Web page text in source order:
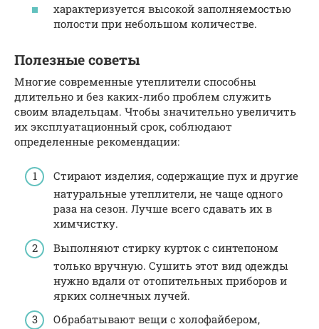
характеризуется высокой заполняемостью
полости при небольшом количестве.
Полезные советы
Многие современные утеплители способны
длительно и без каких-либо проблем служить
своим владельцам. Чтобы значительно увеличить
их эксплуатационный срок, соблюдают
определенные рекомендации:
Стирают изделия, содержащие пух и другие
натуральные утеплители, не чаще одного
раза на сезон. Лучше всего сдавать их в
химчистку.
Выполняют стирку курток с синтепоном
только вручную. Сушить этот вид одежды
нужно вдали от отопительных приборов и
ярких солнечных лучей.
Обрабатывают вещи с холофайбером,